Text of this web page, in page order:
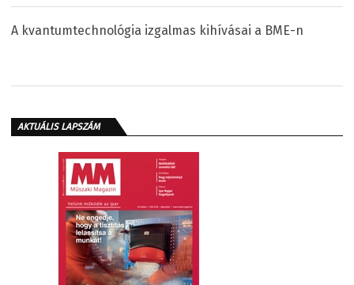
A kvantumtechnológia izgalmas kihívásai a BME-n
AKTUÁLIS LAPSZÁM